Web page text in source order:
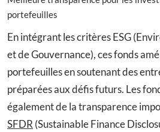
portefeuilles
En intégrant les critères ESG
et de Gouvernance), ces fonds
portefeuilles en soutenant des
préparées aux défis futurs. Les
également de la transparence
SFDR(Sustainable Finance